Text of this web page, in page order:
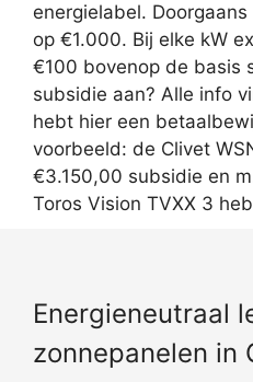
energielabel.
op €1.000. Bij elke kW
€100 bovenop de basis
subsidie aan? Alle info
hebt hier een
voorbeeld: de Clivet
€3.150,00 subsidie en
Toros Vision TVXX 3
Energieneutraal
zonnepanelen in